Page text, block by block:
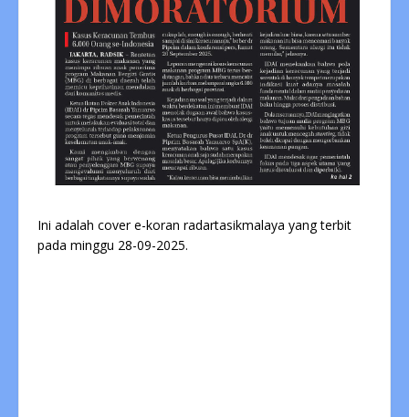
Ini adalah cover e-koran radartasikmalaya yang terbit
pada minggu 28-09-2025.